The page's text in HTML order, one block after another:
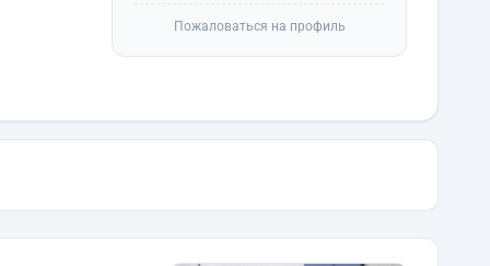
Пожаловаться на профиль